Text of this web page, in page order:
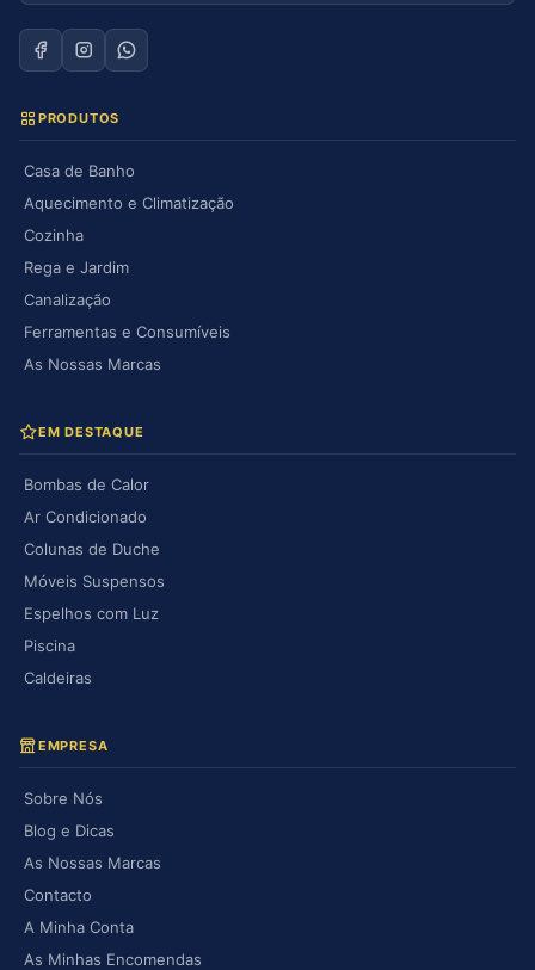
PRODUTOS
Casa de Banho
Aquecimento e Climatização
Cozinha
Rega e Jardim
Canalização
Ferramentas e Consumíveis
As Nossas Marcas
EM DESTAQUE
Bombas de Calor
Ar Condicionado
Colunas de Duche
Móveis Suspensos
Espelhos com Luz
Piscina
Caldeiras
EMPRESA
Sobre Nós
Blog e Dicas
As Nossas Marcas
Contacto
A Minha Conta
As Minhas Encomendas